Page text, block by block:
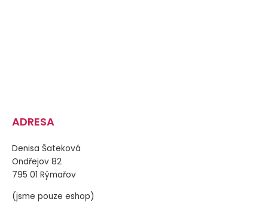
ADRESA
Denisa Šateková
Ondřejov 82
795 01 Rýmařov
(jsme pouze eshop)